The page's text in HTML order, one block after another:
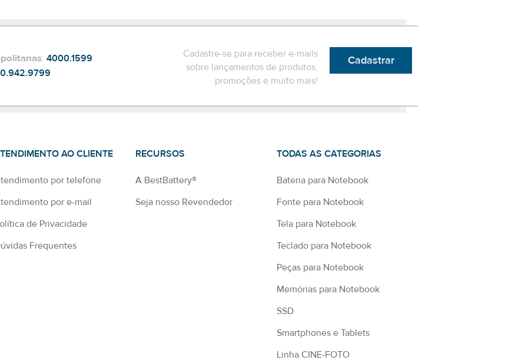
Cadastre-se para receber e-mails
sobre lançamentos de produtos,
promoções e muito mais!
Cadastrar
: 4000.1599
AO CLIENTE
por telefone
por e-mail
de Privacidade
Frequentes
RECURSOS
A BestBattery®
Seja nosso Revendedor
TODAS AS CATEGORIAS
Bateria para Notebook
Fonte para Notebook
Tela para Notebook
Teclado para Notebook
Peças para Notebook
Memórias para Notebook
SSD
Smartphones e Tablets
Linha CINE-FOTO